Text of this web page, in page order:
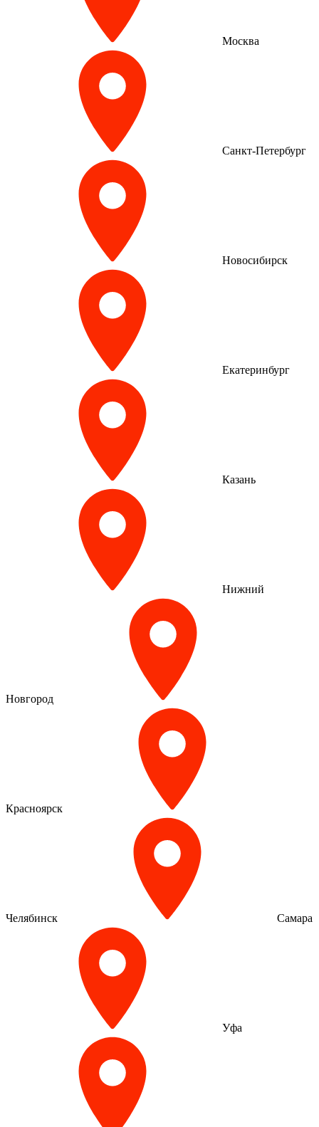
Москва
Санкт-Петербург
Новосибирск
Екатеринбург
Казань
Нижний
Новгород
Красноярск
Челябинск Самара
Уфа